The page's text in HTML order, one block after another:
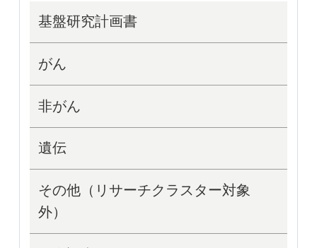
基盤研究計画書
がん
非がん
遺伝
その他（リサーチクラスター対象
外）